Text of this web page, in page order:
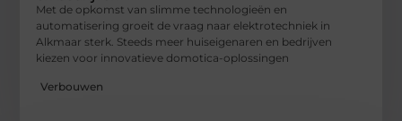
Met de opkomst van slimme technologieën en
automatisering groeit de vraag naar elektrotechniek in
Alkmaar sterk. Steeds meer huiseigenaren en bedrijven
kiezen voor innovatieve domotica-oplossingen
Verbouwen